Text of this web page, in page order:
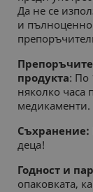
Да не се
и пълноценно
продукта: По
няколко часа
медикаменти.
Съхранение:
деца!
Годност и
опаковката,